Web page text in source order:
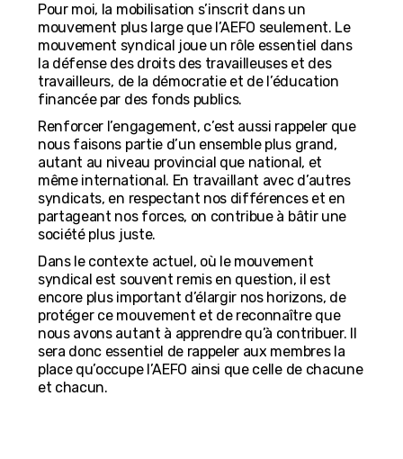
Pour moi, la mobilisation s’inscrit dans un
mouvement plus large que l’AEFO seulement. Le
mouvement syndical joue un rôle essentiel dans
la défense des droits des travailleuses et des
travailleurs, de la démocratie et de l’éducation
financée par des fonds publics.
Renforcer l’engagement, c’est aussi rappeler que
nous faisons partie d’un ensemble plus grand,
autant au niveau provincial que national, et
même international. En travaillant avec d’autres
syndicats, en respectant nos différences et en
partageant nos forces, on contribue à bâtir une
société plus juste.
Dans le contexte actuel, où le mouvement
syndical est souvent remis en question, il est
encore plus important d’élargir nos horizons, de
protéger ce mouvement et de reconnaître que
nous avons autant à apprendre qu’à contribuer. Il
sera donc essentiel de rappeler aux membres la
place qu’occupe l’AEFO ainsi que celle de chacune
et chacun.